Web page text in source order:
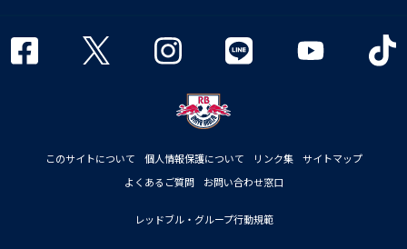
このサイトについて 個人情報保護について リンク集
サイトマップ
よくあるご質問
お問い合わせ窓口
レッドブル・グループ行動規範